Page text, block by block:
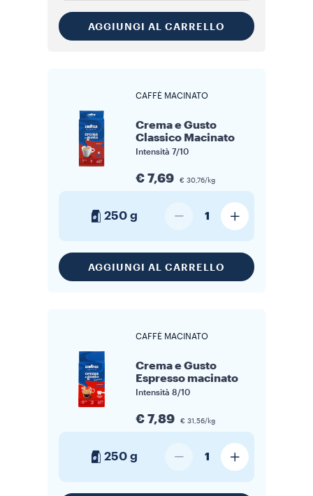
AGGIUNGI AL CARRELLO
CAFFÈ MACINATO
Crema e Gusto
Classico Macinato
Intensità 7/10
€ 7,69 € 30,76/kg
250 g 1
AGGIUNGI AL CARRELLO
CAFFÈ MACINATO
Crema e Gusto
Espresso macinato
Intensità 8/10
€ 7,89 € 31,56/kg
250 g 1